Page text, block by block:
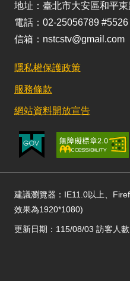
地址：臺北市大安區和平
電話：02-25056789 #5526
信箱：nstcstv@gmail.com
隱私權保護政策
服務條款
網站資料開放宣告
建議瀏覽器：IE11.0以上、
效果為1920*1080)
更新日期：115/08/03 訪客人